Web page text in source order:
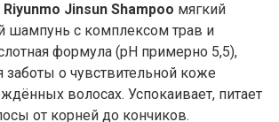
Jinsun Shampoo мягкий
шампунь с комплексом трав и
формула (pH примерно 5,5),
заботы о чувствительной коже
волосах. Успокаивает, питает
от корней до кончиков.